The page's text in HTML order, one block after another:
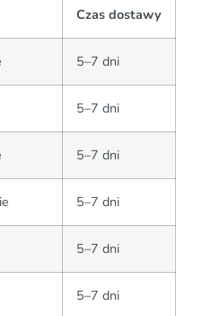
Czas dostawy
5–7 dni
5–7 dni
5–7 dni
5–7 dni
5–7 dni
5–7 dni